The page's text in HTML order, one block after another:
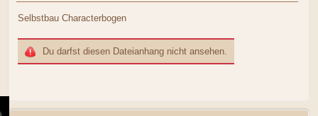
Selbstbau Characterbogen
Du darfst diesen Dateianhang nicht ansehen.